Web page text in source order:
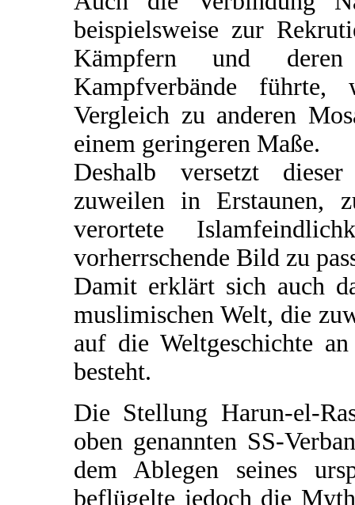
beispielsweise zur
Kämpfern und
Kampfverbände
Vergleich zu anderen
einem geringeren Maße.
Deshalb versetzt
zuweilen in Erstaunen,
verortete
vorherrschende Bild zu
Damit erklärt sich auch
muslimischen Welt, die
auf die Weltgeschichte
besteht.
Die Stellung Harun-el-
oben genannten SS-
dem Ablegen seines
beflügelte jedoch die